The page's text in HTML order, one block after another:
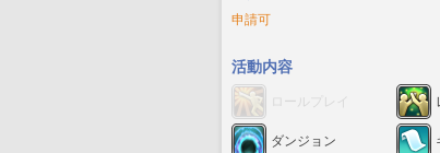
申請可
活動内容
ロールプレイ
ダンジョン